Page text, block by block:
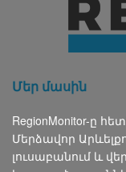
Մեր մասին
RegionMonitor-ը
Մերձավոր
լուսաբանում և